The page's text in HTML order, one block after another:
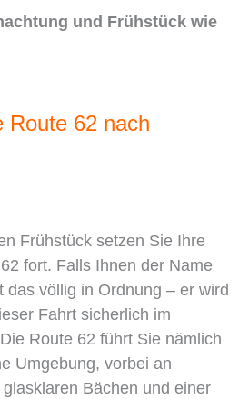
und Frühstück wie
Route 62 nach
Frühstück setzen Sie Ihre
fort. Falls Ihnen der Name
das völlig in Ordnung – er wird
Fahrt sicherlich im
Route 62 führt Sie nämlich
Umgebung, vorbei an
Bächen und einer